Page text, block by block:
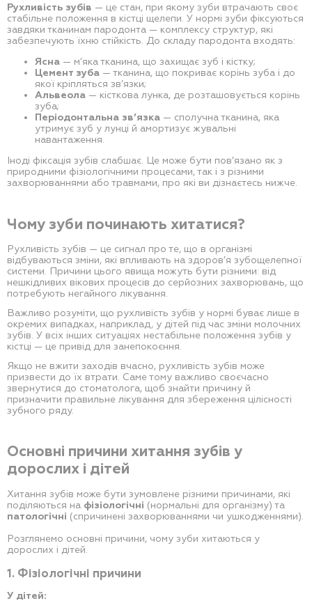
Рухливість зубів — це стан, при якому зуби втрачають своє
стабільне положення в кістці щелепи. У нормі зуби фіксуються
завдяки тканинам пародонта — комплексу структур, які
забезпечують їхню стійкість. До складу пародонта входять:
Ясна — м’яка тканина, що захищає зуб і кістку;
Цемент зуба — тканина, що покриває корінь зуба і до
якої кріпляться зв’язки;
Альвеола — кісткова лунка, де розташовується корінь
зуба;
Періодонтальна зв’язка — сполучна тканина, яка
утримує зуб у лунці й амортизує жувальні
навантаження.
Іноді фіксація зубів слабшає. Це може бути пов’язано як з
природними фізіологічними процесами, так і з різними
захворюваннями або травмами, про які ви дізнаєтесь нижче.
Чому зуби починають хитатися?
Рухливість зубів — це сигнал про те, що в організмі
відбуваються зміни, які впливають на здоров’я зубощелепної
системи. Причини цього явища можуть бути різними: від
нешкідливих вікових процесів до серйозних захворювань, що
потребують негайного лікування.
Важливо розуміти, що рухливість зубів у нормі буває лише в
окремих випадках, наприклад, у дітей під час зміни молочних
зубів. У всіх інших ситуаціях нестабільне положення зубів у
кістці — це привід для занепокоєння.
Якщо не вжити заходів вчасно, рухливість зубів може
призвести до їх втрати. Саме тому важливо своєчасно
звернутися до стоматолога, щоб знайти причину й
призначити правильне лікування для збереження цілісності
зубного ряду.
Основні причини хитання зубів у
дорослих і дітей
Хитання зубів може бути зумовлене різними причинами, які
поділяються на фізіологічні (нормальні для організму) та
патологічні (спричинені захворюваннями чи ушкодженнями).
Розглянемо основні причини, чому зуби хитаються у
дорослих і дітей.
1. Фізіологічні причини
У дітей: